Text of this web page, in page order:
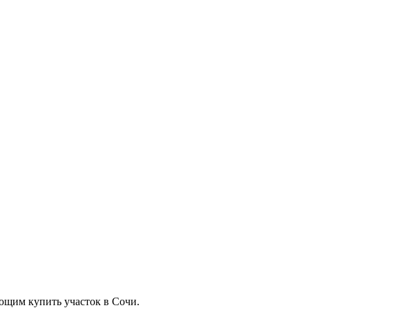
купить участок в Сочи.